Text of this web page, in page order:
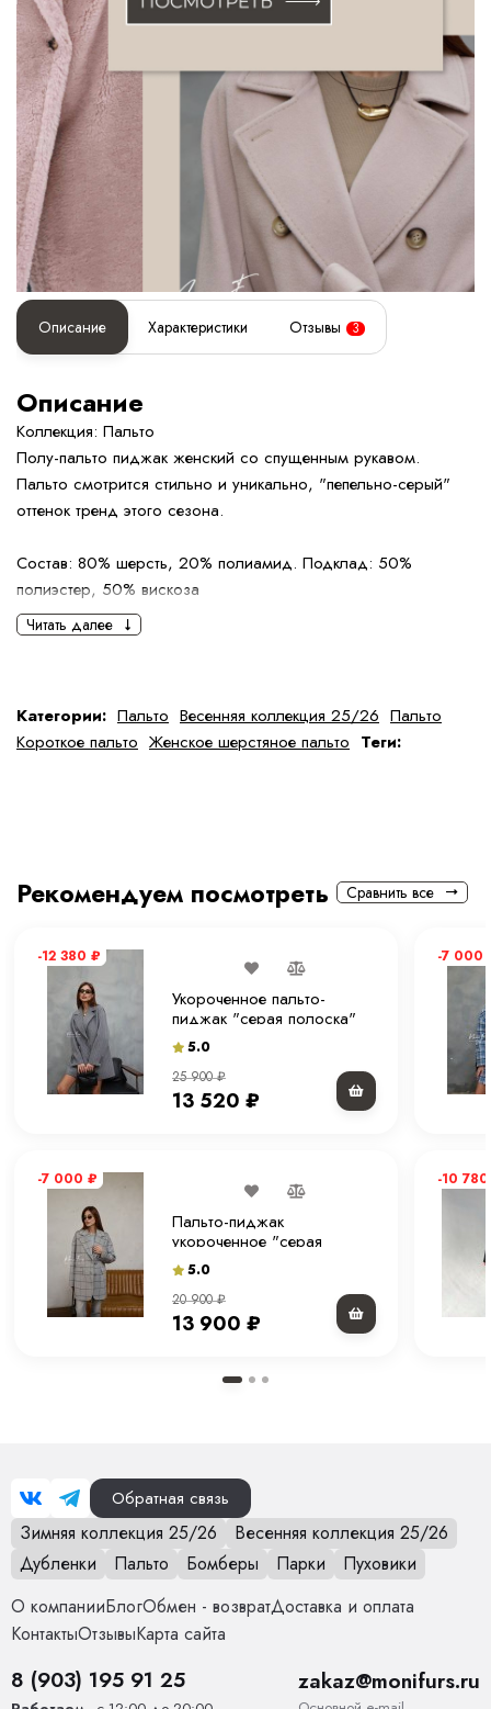
Описание Характеристики Отзывы 3
Описание
Коллекция: Пальто
Полу-пальто пиджак женский со спущенным рукавом.
Пальто смотрится стильно и уникально, "пепельно-серый"
оттенок тренд этого сезона.
Состав: 80% шерсть, 20% полиамид. Подклад: 50%
полиэстер, 50% вискоза
Параметры модели: ОГ-89 см., ОБ-87 см., рост 167 см., на
модели размер 40
Правила ухода
Читать далее
Категории: Пальто Весенняя коллекция 25/26 Пальто
Короткое пальто Женское шерстяное пальто Теги:
Рекомендуем посмотреть Сравнить все
-12 380 ₽
Укороченное пальто-
пиджак "серая полоска"
80 см.
5.0
25 900₽
13 520 ₽
-7 000 ₽
Пальто-пиджак
укороченное "серая
клетка" 80 см.
5.0
20 900₽
13 900 ₽
-7 000
-10
Обратная связь
Зимняя коллекция 25/26
Весенняя коллекция 25/26
Дубленки
Пальто Бомберы Парки
Пуховики
О компанииБлогОбмен - возвратДоставка и оплата
КонтактыОтзывыКарта сайта
8 (903) 195 91 25 zakaz@monifurs.ru